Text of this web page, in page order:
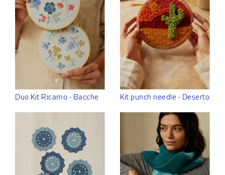
Duo Kit Ricamo - Bacche Kit punch needle - Deserto